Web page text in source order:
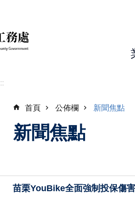
首頁 公佈欄 新聞焦點
新聞焦點
苗栗YouBike全面強制投保傷